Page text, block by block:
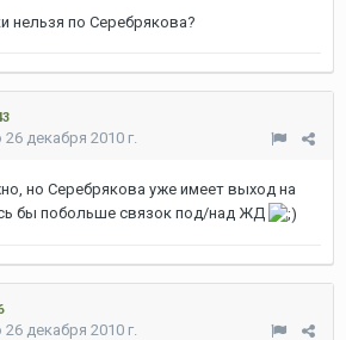
нельзя по Серебрякова?
26 декабря 2010 г.
но Серебрякова уже имеет выход на
бы побольше связок под/над ЖД
26 декабря 2010 г.